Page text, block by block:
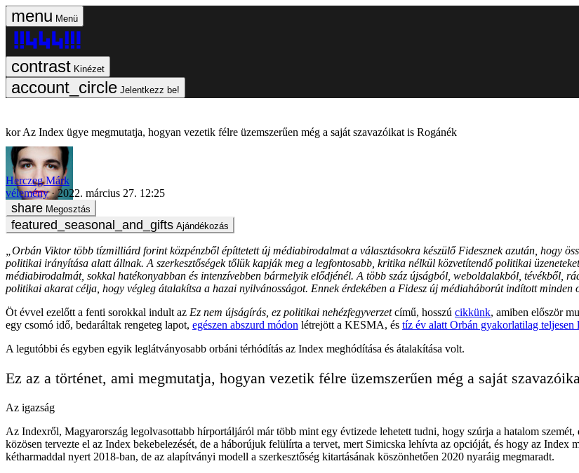
Menü
Kinézet
Jelentkezz be!
Az Index ügye megmutatja, hogyan vezetik félre üzemszerűen még a saját szavazóikat is Rogánék
Herczeg Márk
vélemény
2022. március 27. 12:25
Megosztás
Ajándékozás
„Orbán Viktor több tízmilliárd forint közpénzből építtetett új médiabirodalmat a választásokra készülő Fidesznek azután, hogy
politikai irányítása alatt állnak. A szerkesztőségek tőlük kapják meg a legfontosabb, kritika nélkül közvetítendő politikai
médiabirodalmát, sokkal hatékonyabban és intenzívebben bármelyik elődjénél. A több száz újságból, weboldalakból, tévékből,
politikai akarat célja, hogy végleg átalakítsa a hazai nyilvánosságot. Ennek érdekében a Fidesz új médiaháborút indított
Öt évvel ezelőtt a fenti sorokkal indult az Ez nem újságírás, ez politikai nehézfegyverzetcímű, hosszú cikkünk, amiben először
egy csomó idő, bedaráltak rengeteg lapot, egészen abszurd módon létrejött a KESMA, és tíz év alatt Orbán gyakorlatilag teljesen
A legutóbbi és egyben egyik leglátványosabb orbáni térhódítás az Index meghódítása és átalakítása volt.
Ez az a történet, ami megmutatja, hogyan vezetik félre üzemszerűen még a saját
Az igazság
Az Indexről, Magyarország legolvasottabb hírportáljáról már több mint egy évtizede lehetett tudni, hogy szúrja a hatalom
közösen tervezte el az Index bekebelezését, de a háborújuk felülírta a tervet, mert Simicska lehívta az opcióját, és hogy az
kétharmaddal nyert 2018-ban, de az alapítványi modell a szerkesztőség kitartásának köszönhetően 2020 nyaráig megmaradt.